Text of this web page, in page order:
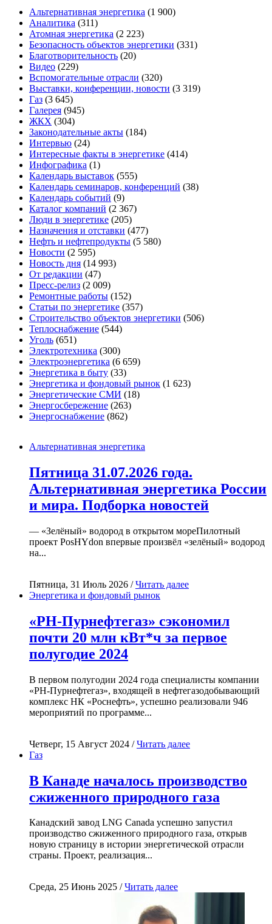
Альтернативная энергетика (1 900)
Аналитика (311)
Атомная энергетика (2 223)
Безопасность объектов энергетики (331)
Благотворительность (20)
Видео (229)
Вспомогательные отрасли (320)
Выставки, конференции, новости (3 319)
Газ (3 645)
Галерея (945)
ЖКХ (304)
Законодательные акты (184)
Интервью (24)
Интересные факты в энергетике (414)
Инфографика (1)
Календарь выставок (555)
Календарь семинаров, конференций (38)
Календарь событий (9)
Каталог компаний (2 367)
Люди в энергетике (205)
Назначения и отставки (477)
Нефть и нефтепродукты (5 580)
Новости (2 595)
Новость дня (14 993)
От редакции (47)
Пресс-релиз (2 009)
Ремонтные работы (152)
Статьи по энергетике (357)
Строительство объектов энергетики (506)
Теплоснабжение (544)
Уголь (651)
Электротехника (300)
Электроэнергетика (6 659)
Энергетика в быту (33)
Энергетика и фондовый рынок (1 623)
Энергетические СМИ (18)
Энергосбережение (263)
Энергоснабжение (862)
Альтернативная энергетика
Пятница 31.07.2026 года.
Альтернативная энергетика России
и мира. Подборка новостей
— «Зелёный» водород в открытом мореПилотный
проект PosHYdon впервые произвёл «зелёный» водород
на...
Пятница, 31 Июль 2026 /Читать далее
Энергетика и фондовый рынок
«РН-Пурнефтегаз» сэкономил
почти 20 млн кВт*ч за первое
полугодие 2024
В первом полугодии 2024 года специалисты компании
«РН-Пурнефтегаз», входящей в нефтегазодобывающий
комплекс НК «Роснефть», успешно реализовали 946
мероприятий по программе...
Четверг, 15 Август 2024 /Читать далее
Газ
В Канаде началось производство
сжиженного природного газа
Канадский завод LNG Canada успешно запустил
производство сжиженного природного газа, открыв
новую страницу в истории энергетической отрасли
страны. Проект, реализация...
Среда, 25 Июнь 2025 /Читать далее